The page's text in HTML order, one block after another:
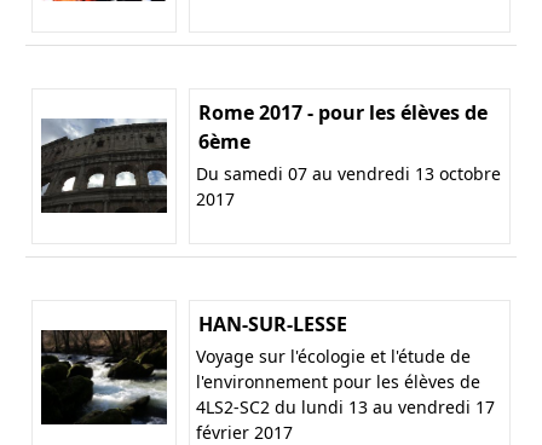
Rome 2017 - pour les élèves de
6ème
Du samedi 07 au vendredi 13 octobre
2017
HAN-SUR-LESSE
Voyage sur l'écologie et l'étude de
l'environnement pour les élèves de
4LS2-SC2 du lundi 13 au vendredi 17
février 2017